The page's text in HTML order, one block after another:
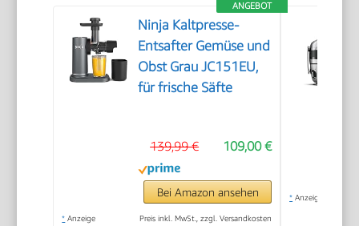
ANGEBOT
Ninja Kaltpresse-
Entsafter Gemüse und
Obst Grau JC151EU,
für frische Säfte
109,00 €
139,99 €
Bei Amazon ansehen
* Anzeige Preis inkl. MwSt., zzgl. Versandkosten
* Anzeige